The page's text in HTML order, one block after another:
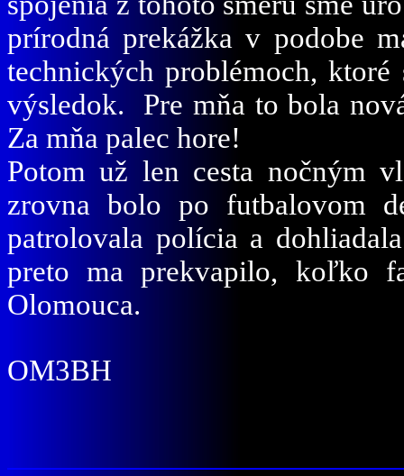
prírodná prekážka v podobe
technických problémoch,
výsledok. Pre mňa to bola
Za mňa palec hore!
Potom už len cesta nočným
zrovna bolo po futbalovom
patrolovala polícia a
preto ma prekvapilo, koľko
Olomouca.
OM3BH